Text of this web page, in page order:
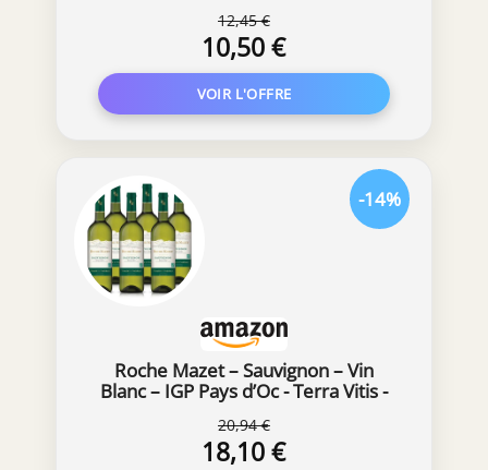
12,45 €
10,50 €
Roche Mazet – Sauvignon – Vin
Blanc – IGP Pays d’Oc - Terra Vitis -
20,94 €
18,10 €
-14%